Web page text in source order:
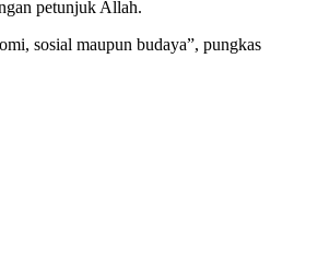
petunjuk Allah.
sosial maupun budaya”, pungkas